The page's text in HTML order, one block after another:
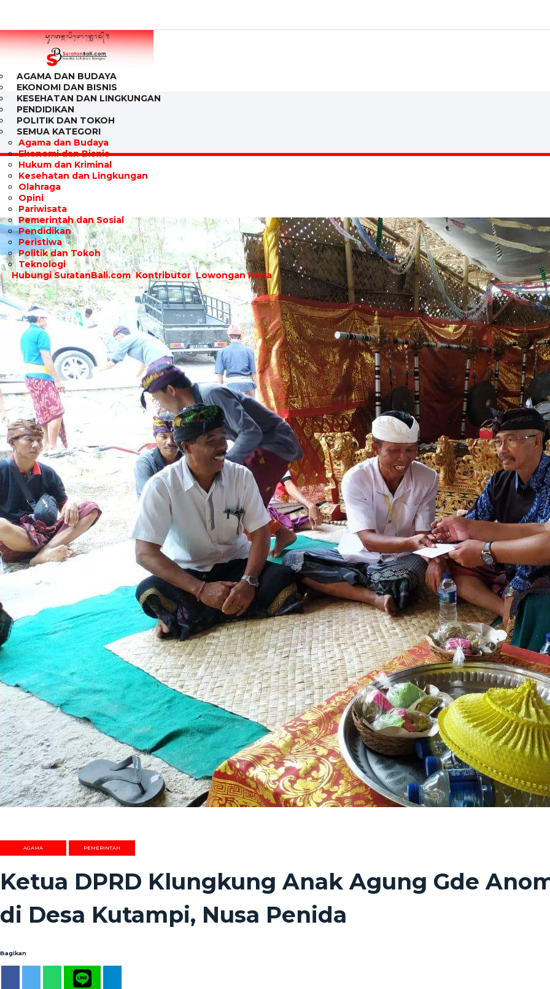
AGAMA DAN BUDAYA
EKONOMI DAN BISNIS
KESEHATAN DAN LINGKUNGAN
PENDIDIKAN
POLITIK DAN TOKOH
SEMUA KATEGORI
Agama dan Budaya
Ekonomi dan Bisnis
Hukum dan Kriminal
Kesehatan dan Lingkungan
Olahraga
Opini
Pariwisata
Pemerintah dan Sosial
Pendidikan
Peristiwa
Politik dan Tokoh
Teknologi
Hubungi SuratanBali.com Kontributor Lowongan Kerja
AGAMA PEMERINTAH
Ketua DPRD Klungkung Anak Agung Gde
di Desa Kutampi, Nusa Penida
Bagikan